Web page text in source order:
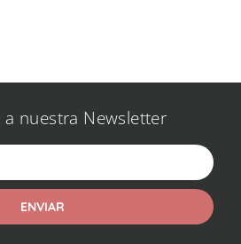
a nuestra Newsletter
ENVIAR